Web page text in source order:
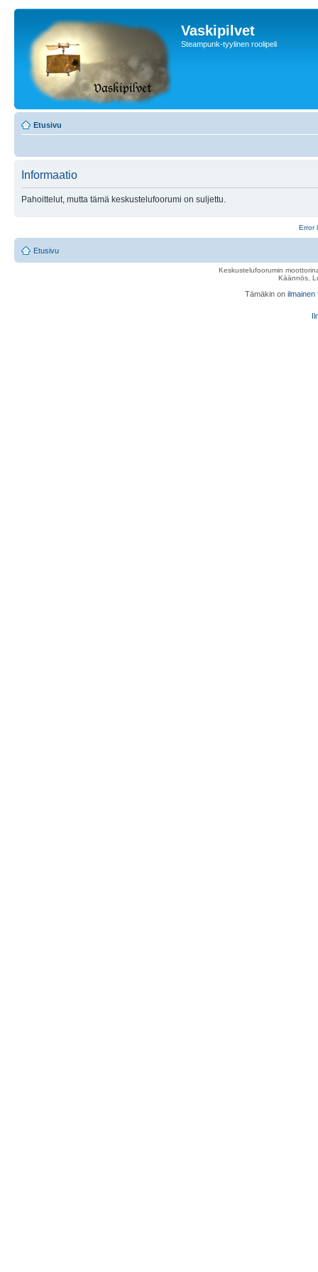
Vaskipilvet
Steampunk-tyylinen roolipeli
Etusivu
Informaatio
Pahoittelut, mutta tämä keskustelufoorumi on suljettu.
Error
Etusivu
Keskustelufoorumin
Käännös,
Tämäkin on ilmainen